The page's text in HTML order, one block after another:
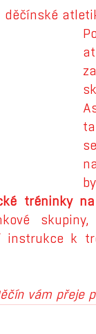
děčínské
tréninky
instrukce k
vám přeje